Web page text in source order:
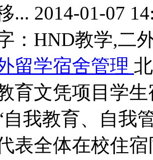
... 2014-01-07
：HND教学,二
留学宿舍管理
育文凭项目学
自我教育、自我
表全体在校住